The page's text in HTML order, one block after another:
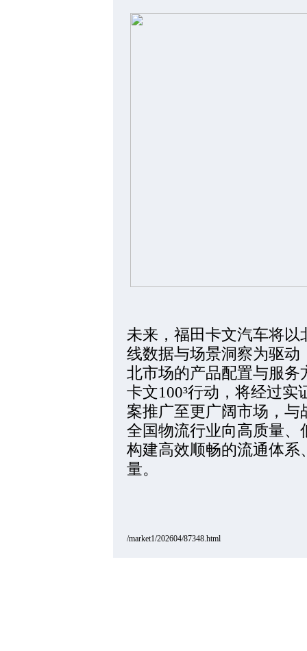
未来，福田卡文汽车将
线数据与场景洞察为驱
北市场的产品配置与服
卡文100³行动，将经过
案推广至更广阔市场，
全国物流行业向高质量
构建高效顺畅的流通体
量。
/market1/202604/87348.html